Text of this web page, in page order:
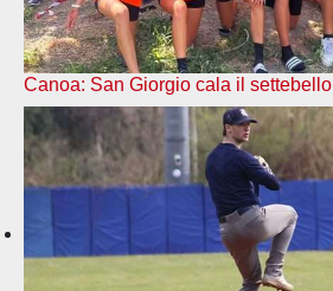
Canoa: San Giorgio cala il settebello